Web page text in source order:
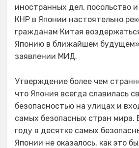
иностранных дел, посольство
КНР в Японии настоятельно
гражданам Китая
Японию в ближайшем
заявлении МИД.
Утверждение более чем
что Япония всегда славилась
безопасностью на улицах и
самых безопасных стран мира.
году в десятке самых
Японии не оказалось, как это